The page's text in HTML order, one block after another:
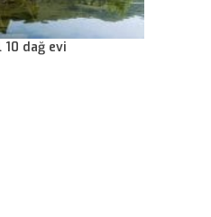
dağ evi